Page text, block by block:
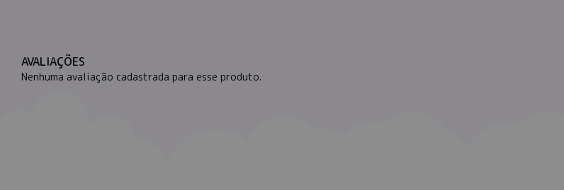
AVALIAÇÕES
Nenhuma avaliação cadastrada para esse produto.